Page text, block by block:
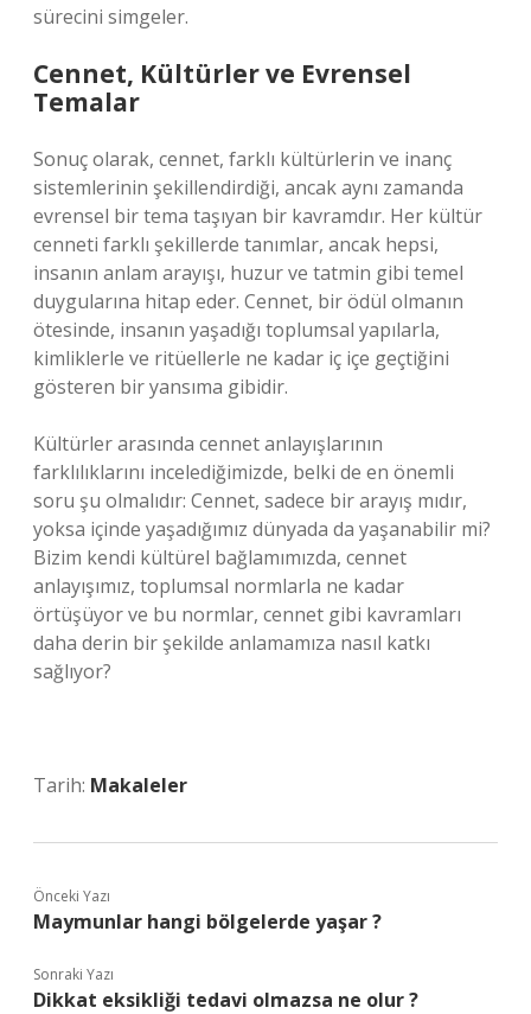
sürecini simgeler.
Cennet, Kültürler ve Evrensel
Temalar
Sonuç olarak, cennet, farklı kültürlerin ve inanç
sistemlerinin şekillendirdiği, ancak aynı zamanda
evrensel bir tema taşıyan bir kavramdır. Her kültür
cenneti farklı şekillerde tanımlar, ancak hepsi,
insanın anlam arayışı, huzur ve tatmin gibi temel
duygularına hitap eder. Cennet, bir ödül olmanın
ötesinde, insanın yaşadığı toplumsal yapılarla,
kimliklerle ve ritüellerle ne kadar iç içe geçtiğini
gösteren bir yansıma gibidir.
Kültürler arasında cennet anlayışlarının
farklılıklarını incelediğimizde, belki de en önemli
soru şu olmalıdır: Cennet, sadece bir arayış mıdır,
yoksa içinde yaşadığımız dünyada da yaşanabilir mi?
Bizim kendi kültürel bağlamımızda, cennet
anlayışımız, toplumsal normlarla ne kadar
örtüşüyor ve bu normlar, cennet gibi kavramları
daha derin bir şekilde anlamamıza nasıl katkı
sağlıyor?
Tarih: Makaleler
Önceki Yazı
Maymunlar hangi bölgelerde yaşar ?
Sonraki Yazı
Dikkat eksikliği tedavi olmazsa ne olur ?